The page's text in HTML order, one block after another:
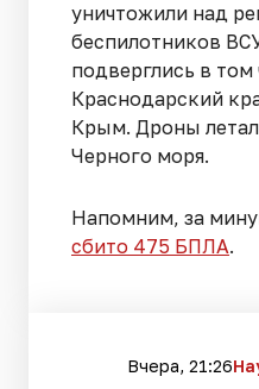
уничтожили над
беспилотников
подверглись в том
Краснодарский
Крым. Дроны
Черного моря.
Напомним, за
сбито 475 БПЛА.
Вчера, 21:26